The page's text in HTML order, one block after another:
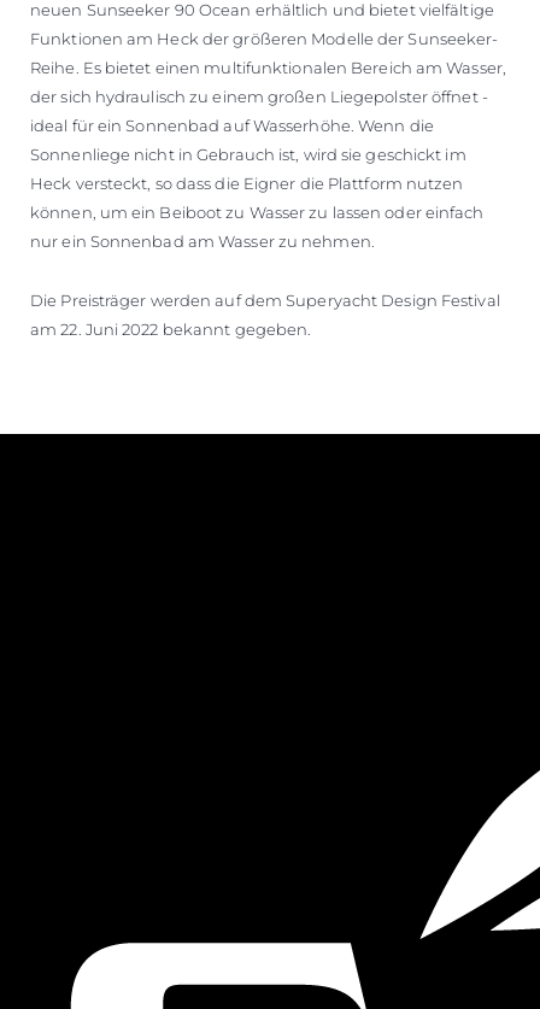
neuen Sunseeker 90 Ocean erhältlich und bietet vielfältige
Funktionen am Heck der größeren Modelle der Sunseeker-
Reihe. Es bietet einen multifunktionalen Bereich am Wasser,
der sich hydraulisch zu einem großen Liegepolster öffnet -
ideal für ein Sonnenbad auf Wasserhöhe. Wenn die
Sonnenliege nicht in Gebrauch ist, wird sie geschickt im
Heck versteckt, so dass die Eigner die Plattform nutzen
können, um ein Beiboot zu Wasser zu lassen oder einfach
nur ein Sonnenbad am Wasser zu nehmen.
Die Preisträger werden auf dem Superyacht Design Festival
am 22. Juni 2022 bekannt gegeben.